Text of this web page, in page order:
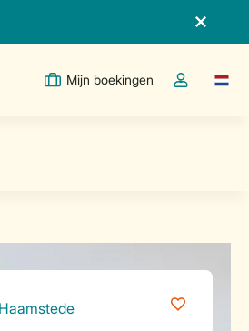
Mijn boekingen
Open deTaal